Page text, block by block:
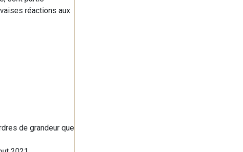
réactions aux
de grandeur que